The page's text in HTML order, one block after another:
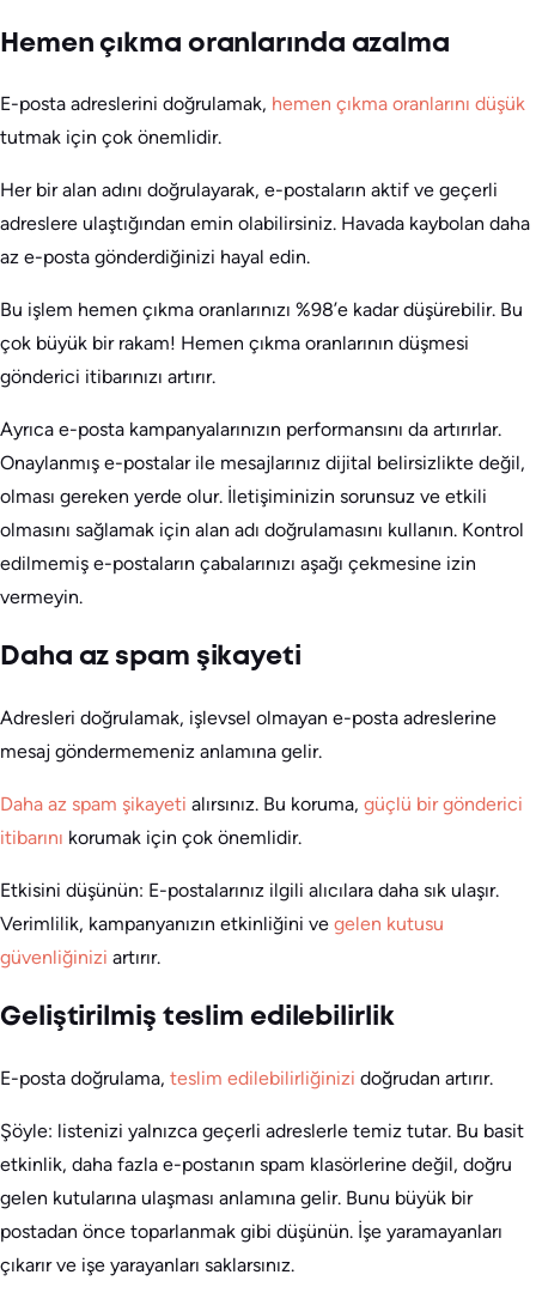
Hemen çıkma oranlarında azalma
E-posta adreslerini doğrulamak, hemen çıkma oranlarını düşük
tutmak için çok önemlidir.
Her bir alan adını doğrulayarak, e-postaların aktif ve geçerli
adreslere ulaştığından emin olabilirsiniz. Havada kaybolan daha
az e-posta gönderdiğinizi hayal edin.
Bu işlem hemen çıkma oranlarınızı %98’e kadar düşürebilir. Bu
çok büyük bir rakam! Hemen çıkma oranlarının düşmesi
gönderici itibarınızı artırır.
Ayrıca e-posta kampanyalarınızın performansını da artırırlar.
Onaylanmış e-postalar ile mesajlarınız dijital belirsizlikte değil,
olması gereken yerde olur. İletişiminizin sorunsuz ve etkili
olmasını sağlamak için alan adı doğrulamasını kullanın. Kontrol
edilmemiş e-postaların çabalarınızı aşağı çekmesine izin
vermeyin.
Daha az spam şikayeti
Adresleri doğrulamak, işlevsel olmayan e-posta adreslerine
mesaj göndermemeniz anlamına gelir.
Daha az spam şikayeti alırsınız. Bu koruma, güçlü bir gönderici
itibarını korumak için çok önemlidir.
Etkisini düşünün: E-postalarınız ilgili alıcılara daha sık ulaşır.
Verimlilik, kampanyanızın etkinliğini ve gelen kutusu
güvenliğinizi artırır.
Geliştirilmiş teslim edilebilirlik
E-posta doğrulama, teslim edilebilirliğinizi doğrudan artırır.
Şöyle: listenizi yalnızca geçerli adreslerle temiz tutar. Bu basit
etkinlik, daha fazla e-postanın spam klasörlerine değil, doğru
gelen kutularına ulaşması anlamına gelir. Bunu büyük bir
postadan önce toparlanmak gibi düşünün. İşe yaramayanları
çıkarır ve işe yarayanları saklarsınız.